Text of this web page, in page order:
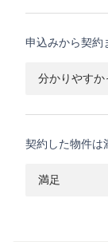
申込みから契約
分かりやすか
契約した物件は
満足